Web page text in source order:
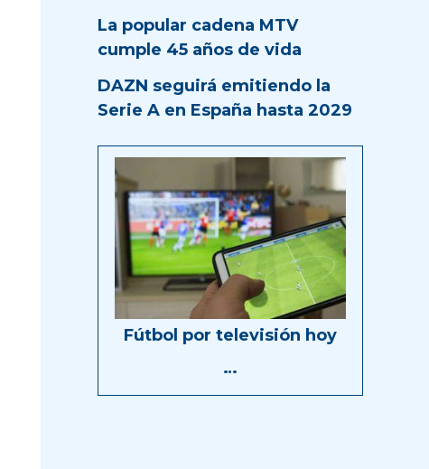
La popular cadena MTV
cumple 45 años de vida
DAZN seguirá emitiendo la
Serie A en España hasta 2029
Fútbol por televisión hoy
…